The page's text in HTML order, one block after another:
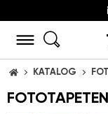
STARTSEITE
KATALOG